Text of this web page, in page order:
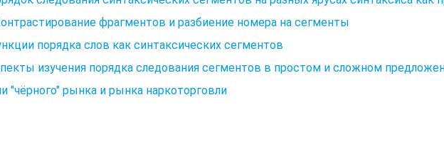
фрагментов и разбиение номера на сегменты
порядка слов как синтаксических сегментов
изучения порядка следования сегментов в простом и сложном
"чёрного" рынка и рынка наркоторговли